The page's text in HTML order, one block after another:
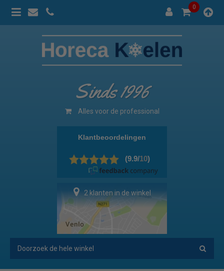
0
Sinds 1996
Alles voor de professional
2 klanten in de winkel